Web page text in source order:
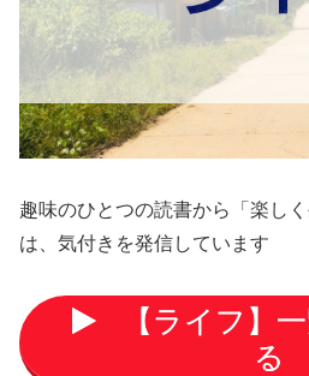
趣味のひとつの読書から「楽し
は、気付きを発信しています
【ライフ】
る